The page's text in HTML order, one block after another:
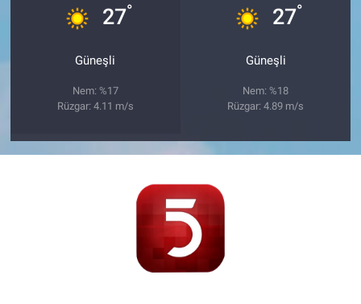
27°
Güneşli
Nem: %17
Rüzgar: 4.11 m/s
27°
Güneşli
Nem: %18
Rüzgar: 4.89 m/s